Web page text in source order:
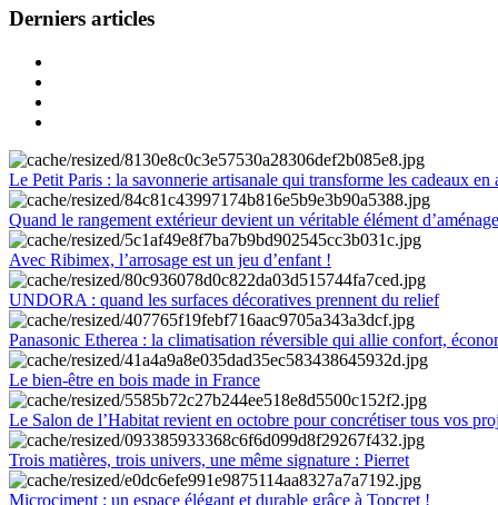
Derniers articles
Le Petit Paris : la savonnerie artisanale qui transforme les cadeaux en
Quand le rangement extérieur devient un véritable élément
Avec Ribimex, l’arrosage est un jeu d’enfant !
UNDORA : quand les surfaces décoratives prennent du relief
Panasonic Etherea : la climatisation réversible qui allie confort,
Le bien-être en bois made in France
Le Salon de l’Habitat revient en octobre pour concrétiser tous vos
Trois matières, trois univers, une même signature : Pierret
Microciment : un espace élégant et durable grâce à Topcret !